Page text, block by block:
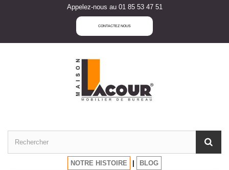
Appelez-nous au 01 85 53 47 51
CONTACTEZ NOUS
NOTRE HISTOIRE BLOG